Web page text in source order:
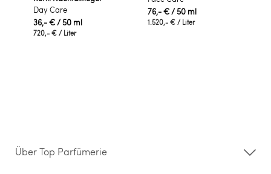
Day Care
36,- €/ 50 ml
720,- € / Liter
76,- €/ 50 ml
1.520,- € / Liter
Über Top Parfümerie